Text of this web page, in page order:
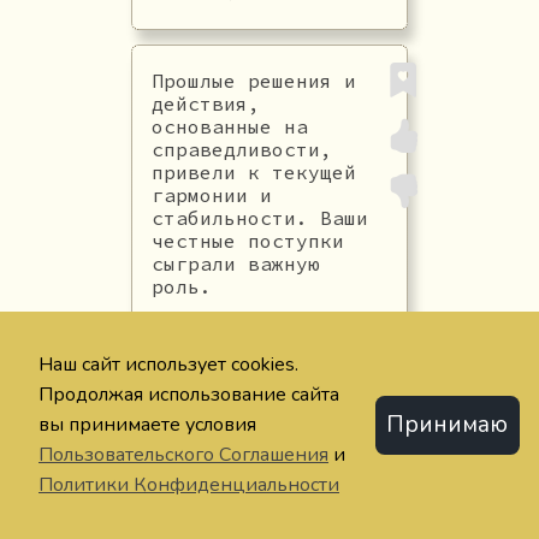
Прошлые решения и
действия,
основанные на
справедливости,
привели к текущей
гармонии и
стабильности. Ваши
честные поступки
сыграли важную
роль.
#честность
#прошлое
#гармония
Настоящее
Наш сайт использует cookies.
Продолжая использование сайта
вы принимаете условия
Пользовательского Соглашения и
Политики Конфиденциальности
Принимаю